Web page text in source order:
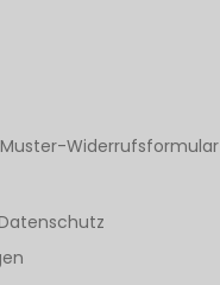
Widerrufsformular